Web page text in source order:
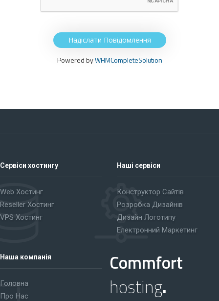
Надіслати Повідомлення
Powered byWHMCompleteSolution
Сервіси хостингу
Web Хостинг
Reseller Хостинг
VPS Хостинг
Наші сервіси
Конструктор Сайтів
Розробка Дизайнів
Дизайн Логотипу
Електронний Маркетинг
Наша компанія
Головна
Про Нас
Commfort
hosting.